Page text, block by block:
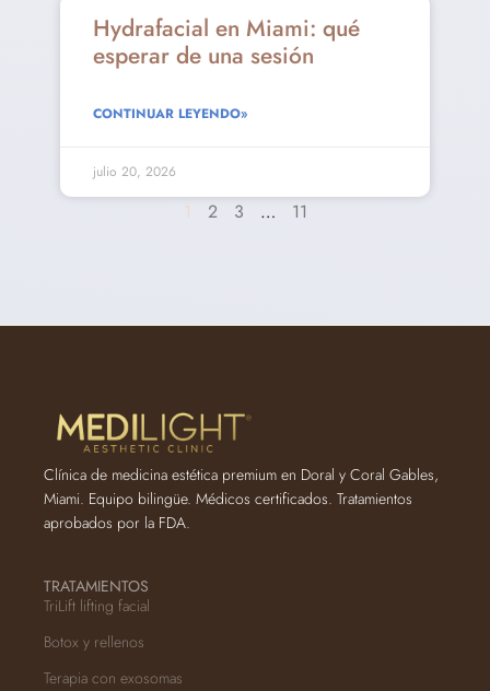
Hydrafacial en Miami: qué
esperar de una sesión
CONTINUAR LEYENDO»
julio 20, 2026
1 2 3 … 11
Clínica de medicina estética premium en Doral y Coral Gables,
Miami. Equipo bilingüe. Médicos certificados. Tratamientos
aprobados por la FDA.
TRATAMIENTOS
TriLift lifting facial
Botox y rellenos
Terapia con exosomas